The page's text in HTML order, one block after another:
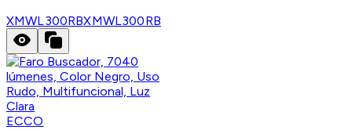
XMWL300RBXMWL300RB
ECCO